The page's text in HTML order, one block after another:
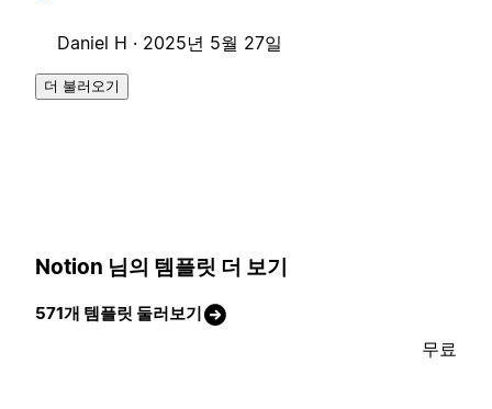
Daniel H · 2025년 5월 27일
더 불러오기
Notion 님의 템플릿 더 보기
571개 템플릿 둘러보기
무료